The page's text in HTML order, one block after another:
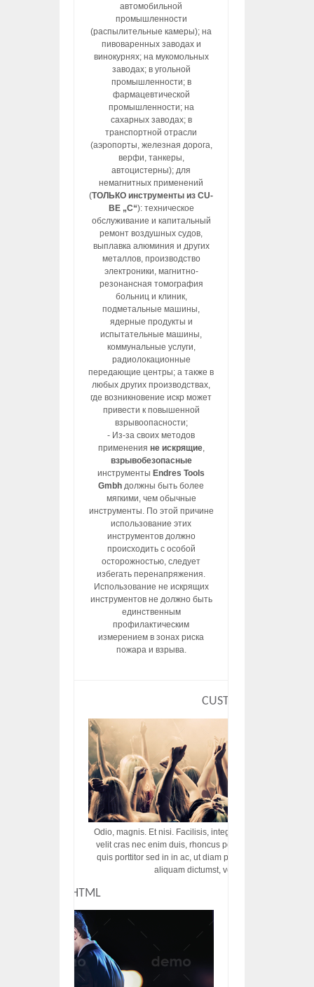
автомобильной
промышленности
(распылительные камеры); на
пивоваренных заводах и
винокурнях; на мукомольных
заводах; в угольной
промышленности; в
фармацевтической
промышленности; на
сахарных заводах; в
транспортной отрасли
(аэропорты, железная дорога,
верфи, танкеры,
автоцистерны); для
немагнитных применений
(ТОЛЬКО инструменты из CU-
BE „C“): техническое
обслуживание и капитальный
ремонт воздушных судов,
выплавка алюминия и других
металлов, производство
электроники, магнитно-
резонансная томография
больниц и клиник,
подметальные машины,
ядерные продукты и
испытательные машины,
коммунальные услуги,
радиолокационные
передающие центры; а также в
любых других производствах,
где возникновение искр может
привести к повышенной
взрывоопасности;
- Из-за своих методов
применения не искрящие,
взрывобезопасные
инструменты Endres Tools
Gmbh должны быть более
мягкими, чем обычные
инструменты. По этой причине
использование этих
инструментов должно
происходить с особой
осторожностью, следует
избегать перенапряжения.
Использование не искрящих
инструментов не должно быть
единственным
профилактическим
измерением в зонах риска
пожара и взрыва.
CUSTOM HTML
Odio, magnis. Et nisi. Facilisis, integer! Risus augue! Non
velit cras nec enim duis, rhoncus porttitor ac vut rhoncus
quis porttitor sed in in ac, ut diam porttitor odio nunc
aliquam dictumst, vel amet tincidunt
CUSTOM HTML